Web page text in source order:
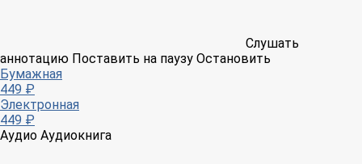
Слушать
аннотацию Поставить на паузу Остановить
Бумажная
449 ₽
Электронная
449 ₽
Аудио Аудиокнига